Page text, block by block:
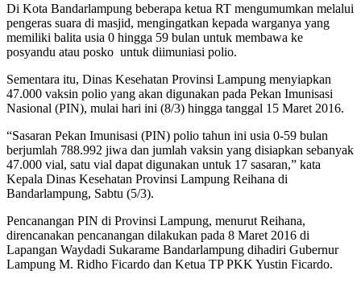
Di Kota Bandarlampung beberapa ketua RT mengumumkan melalui
pengeras suara di masjid, mengingatkan kepada warganya yang
memiliki balita usia 0 hingga 59 bulan untuk membawa ke
posyandu atau posko untuk diimuniasi polio.
Sementara itu, Dinas Kesehatan Provinsi Lampung menyiapkan
47.000 vaksin polio yang akan digunakan pada Pekan Imunisasi
Nasional (PIN), mulai hari ini (8/3) hingga tanggal 15 Maret 2016.
“Sasaran Pekan Imunisasi (PIN) polio tahun ini usia 0-59 bulan
berjumlah 788.992 jiwa dan jumlah vaksin yang disiapkan sebanyak
47.000 vial, satu vial dapat digunakan untuk 17 sasaran,” kata
Kepala Dinas Kesehatan Provinsi Lampung Reihana di
Bandarlampung, Sabtu (5/3).
Pencanangan PIN di Provinsi Lampung, menurut Reihana,
direncanakan pencanangan dilakukan pada 8 Maret 2016 di
Lapangan Waydadi Sukarame Bandarlampung dihadiri Gubernur
Lampung M. Ridho Ficardo dan Ketua TP PKK Yustin Ficardo.